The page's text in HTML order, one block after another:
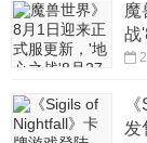
魔
战
发